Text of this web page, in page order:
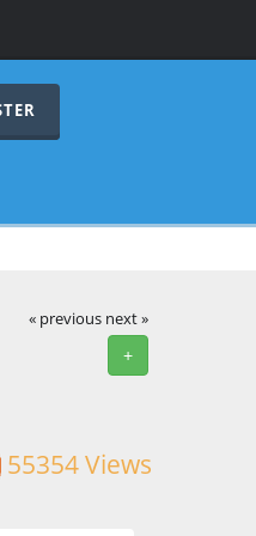
« previous next »
+
55354 Views